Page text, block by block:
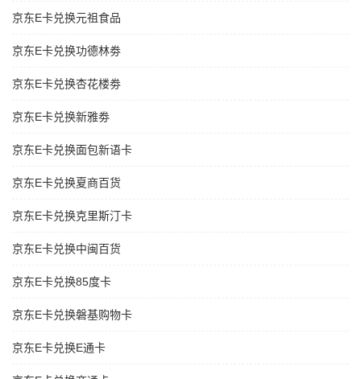
京东E卡兑换元祖食品
京东E卡兑换功德林劵
京东E卡兑换杏花楼劵
京东E卡兑换新雅劵
京东E卡兑换面包新语卡
京东E卡兑换夏商百货
京东E卡兑换克里斯汀卡
京东E卡兑换中闽百货
京东E卡兑换85度卡
京东E卡兑换磐基购物卡
京东E卡兑换E通卡